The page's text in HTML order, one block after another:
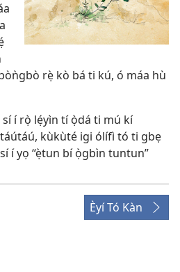
rẹ̀ kò bá ti kú, ó máa hù
í rọ̀ lẹ́yìn tí ọ̀dá ti mú kí
kùkùté igi ólífì tó ti gbẹ
í yọ “ẹ̀tun bí ọ̀gbìn tuntun”
Èyí Tó Kàn